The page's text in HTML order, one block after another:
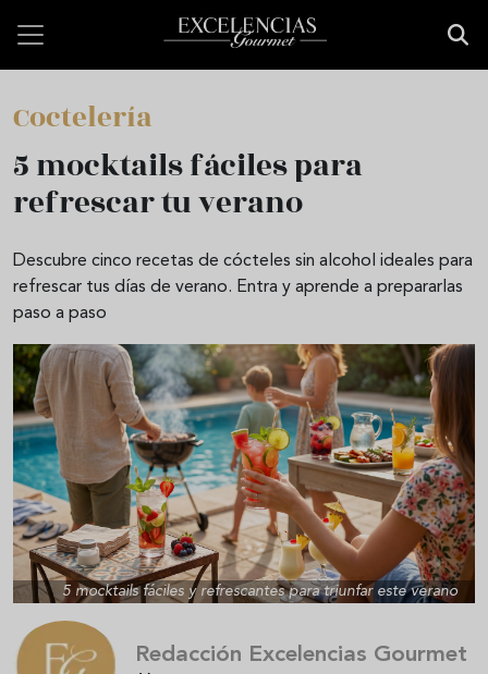
Coctelería
5 mocktails fáciles para
refrescar tu verano
Descubre cinco recetas de cócteles sin alcohol ideales para
refrescar tus días de verano. Entra y aprende a prepararlas
paso a paso
5 mocktails fáciles y refrescantes para triunfar este verano
Redacción Excelencias Gourmet